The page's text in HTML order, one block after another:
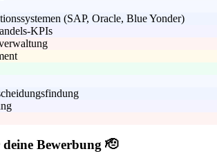
(SAP, Oracle, Blue Yonder)
KPIs
Bewerbung 🫡